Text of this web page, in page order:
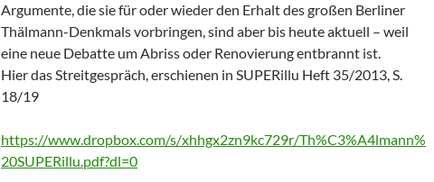
Argumente, die sie für oder wieder den Erhalt des großen Berliner
Thälmann-Denkmals vorbringen, sind aber bis heute aktuell – weil
eine neue Debatte um Abriss oder Renovierung entbrannt ist.
Hier das Streitgespräch, erschienen in SUPERillu Heft 35/2013, S.
18/19
https://www.dropbox.com/s/xhhgx2zn9kc729r/Th%C3%A4lmann%
20SUPERillu.pdf?dl=0